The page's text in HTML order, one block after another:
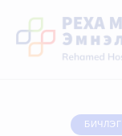
БИЧЛЭГ